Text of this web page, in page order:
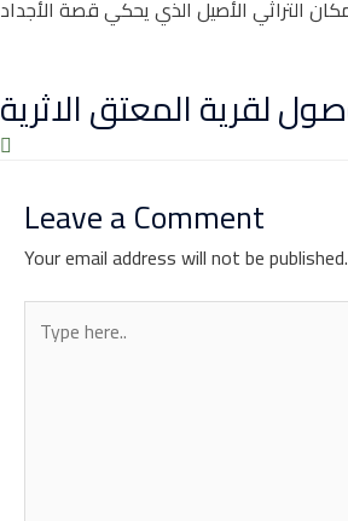
Leave a Comment
Your email address will not be published.
Type
here..